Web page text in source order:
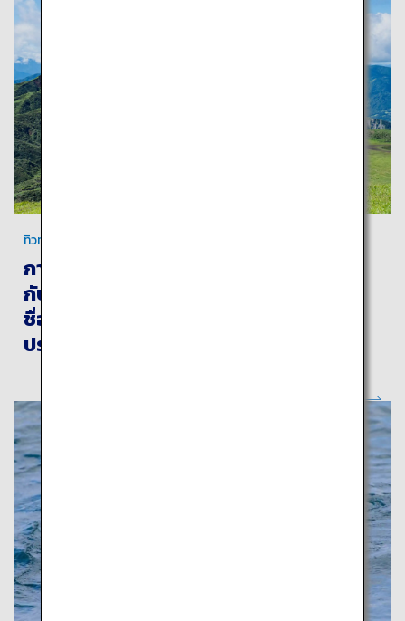
การท่องเที่ยวในคุมาโมโตะจะพาคุณมาพบ
กับทิวทัศน์อันน่าตื่นตาตื่นใจ บ่อน้ำพุร้อน
ชื่อดังระดับโลก และมรดกทาง
ประวัติศาสตร์อันยาวนานของอะโสะ
ทิวทัศน์สุดแสนงดงามของคุมาโมโตะ